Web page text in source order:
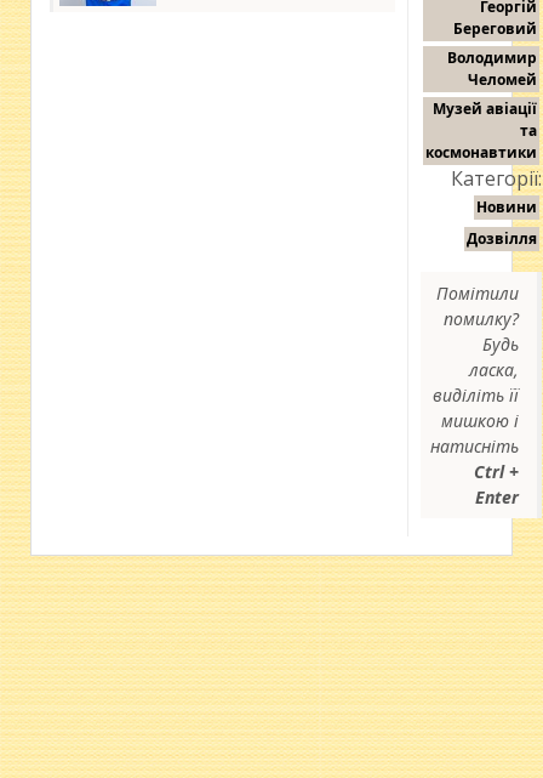
Георгій
Береговий
Володимир
Челомей
Музей авіації
та
космонавтики
Категорії:
Новини
Дозвілля
Помітили
помилку?
Будь
ласка,
виділіть її
мишкою і
натисніть
Ctrl +
Enter